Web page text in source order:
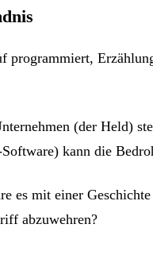
programmiert,
(der Held)
kann die
es mit einer
abzuwehren?